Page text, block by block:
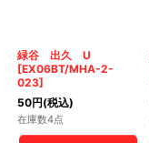
緑谷 出久 U
[EX06BT/MHA-2-
023]
50円(税込)
在庫数4点